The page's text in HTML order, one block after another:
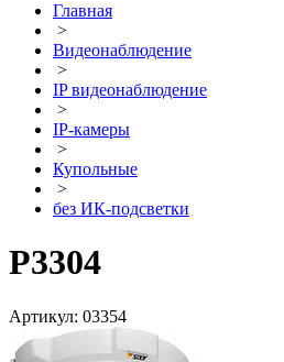
Главная
>
Видеонаблюдение
>
IP видеонаблюдение
>
IP-камеры
>
Купольные
>
без ИК-подсветки
P3304
Артикул: 03354